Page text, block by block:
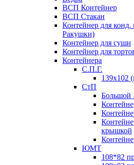
ВСП Контейнер
ВСП Стакан
Контейнер для
Ракушки)
Контейнер для суши
Контейнер для
Контейнера
С.П.Г.
139х102
СтП
Большой
крышкой
ЮМТ
108*82